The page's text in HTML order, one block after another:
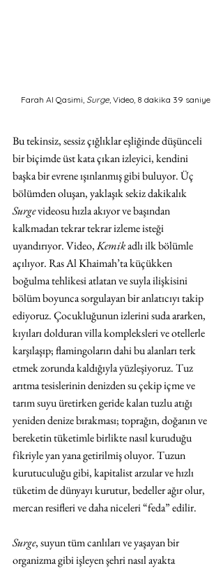
Farah Al Qasimi, Surge , Video, 8 dakika 39 saniye
Bu tekinsiz, sessiz çığlıklar eşliğinde düşünceli
bir biçimde üst kata çıkan izleyici, kendini
başka bir evrene ışınlanmış gibi buluyor. Üç
bölümden oluşan, yaklaşık sekiz dakikalık
Surge videosu hızla akıyor ve başından
kalkmadan tekrar tekrar izleme isteği
uyandırıyor. Video, Kemik adlı ilk bölümle
açılıyor. Ras Al Khaimah’ta küçükken
boğulma tehlikesi atlatan ve suyla ilişkisini
bölüm boyunca sorgulayan bir anlatıcıyı takip
ediyoruz. Çocukluğunun izlerini suda ararken,
kıyıları dolduran villa kompleksleri ve otellerle
karşılaşıp; flamingoların dahi bu alanları terk
etmek zorunda kaldığıyla yüzleşiyoruz. Tuz
arıtma tesislerinin denizden su çekip içme ve
tarım suyu üretirken geride kalan tuzlu atığı
yeniden denize bırakması; toprağın, doğanın ve
bereketin tüketimle birlikte nasıl kuruduğu
fikriyle yan yana getirilmiş oluyor. Tuzun
kurutuculuğu gibi, kapitalist arzular ve hızlı
tüketim de dünyayı kurutur, bedeller ağır olur,
mercan resifleri ve daha niceleri “feda” edilir.
Surge, suyun tüm canlıları ve yaşayan bir
organizma gibi işleyen şehri nasıl ayakta